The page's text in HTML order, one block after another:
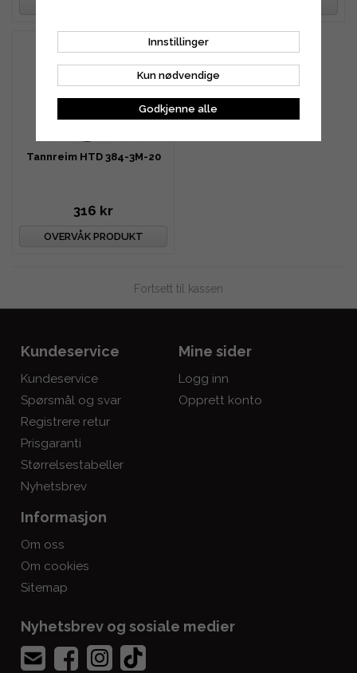
Tannreim HTD 384-3M-20
316 kr
OVERVÅK PRODUKT
Fortsett til kassen
Kundeservice
Kundeservice
Spørsmål og svar
Registrere retur
Prisgaranti
Størrelsestabeller
Nyhetsbrev
Mine sider
Logg inn
Opprett konto
Informasjon
Om oss
Om cookies
Sitemap
Nyhetsbrev og sosiale medier
Innstillinger
Kun nødvendige
Godkjenne alle